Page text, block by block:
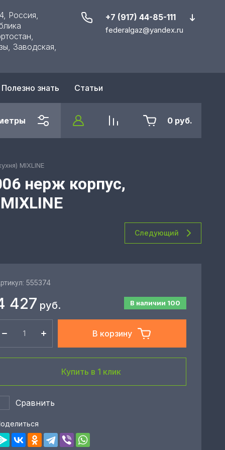
Россия,
Заводская,
+7 (917) 44-85-111
federalgaz@yandex.ru
Полезно знать Статьи
0 руб.
MIXLINE
нерж корпус,
Следующий
555374
В наличии 100
427 руб.
В корзину
Купить в 1 клик
Сравнить